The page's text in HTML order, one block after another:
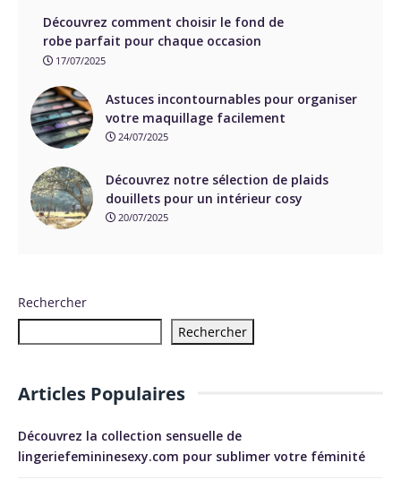
Découvrez comment choisir le fond de
robe parfait pour chaque occasion
17/07/2025
Astuces incontournables pour organiser
votre maquillage facilement
24/07/2025
Découvrez notre sélection de plaids
douillets pour un intérieur cosy
20/07/2025
Rechercher
Rechercher
Articles Populaires
Découvrez la collection sensuelle de
lingeriefemininesexy.com pour sublimer votre féminité